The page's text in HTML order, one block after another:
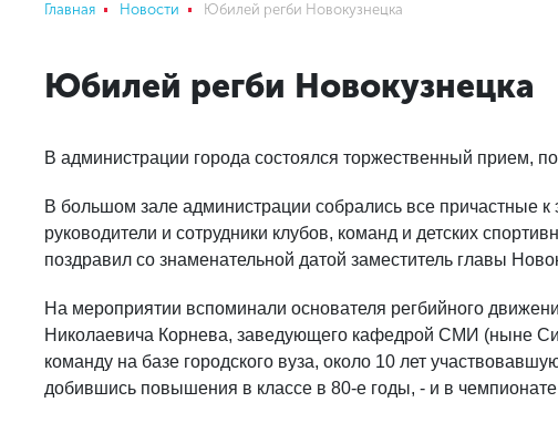
Главная Новости Юбилей регби Новокузнецка
Юбилей регби Новокузнецка
В администрации города состоялся торжественный прием,
В большом зале администрации собрались все причастные к
руководители и сотрудники клубов, команд и детских
поздравил со знаменательной датой заместитель главы
На мероприятии вспоминали основателя регбийного
Николаевича Корнева, заведующего кафедрой СМИ (ныне
команду на базе городского вуза, около 10 лет
добившись повышения в классе в 80-е годы, - и в